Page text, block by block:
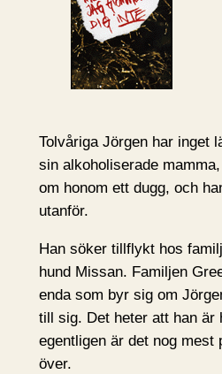
Tolvåriga Jörgen har inget
sin alkoholiserade
om honom ett dugg, och
utanför.
Han söker tillflykt hos
hund Missan. Familjen
enda som byr sig om
till sig. Det heter att han är
egentligen är det nog mest
över.